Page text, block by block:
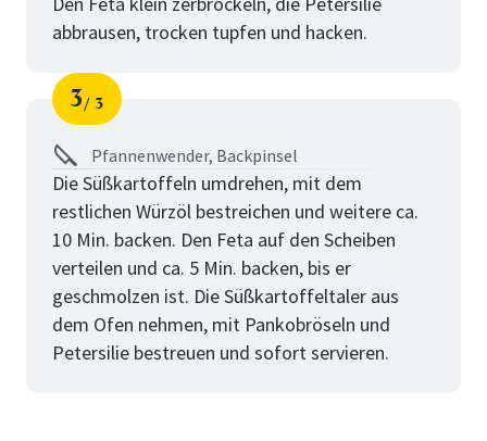
abbrausen, trocken tupfen und hacken.
Schritt
3
von
3
Pfannenwender, Backpinsel
Die Süßkartoffeln umdrehen, mit dem
restlichen Würzöl bestreichen und weitere ca.
10 Min. backen. Den Feta auf den Scheiben
verteilen und ca. 5 Min. backen, bis er
geschmolzen ist. Die Süßkartoffeltaler aus
dem Ofen nehmen, mit Pankobröseln und
Petersilie bestreuen und sofort servieren.